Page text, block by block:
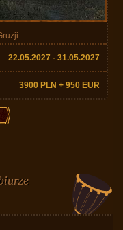
22.05.2027 - 31.05.2027
3900 PLN + 950 EUR